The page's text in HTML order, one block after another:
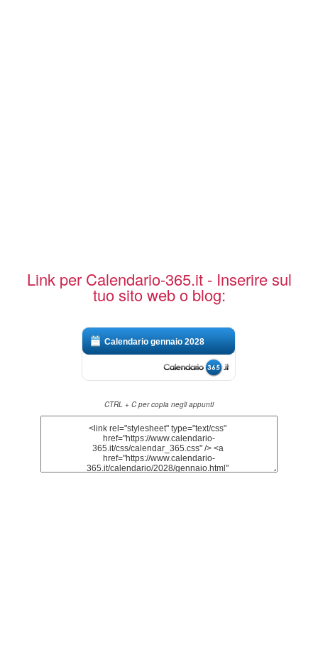
Link per Calendario-365.it - Inserire sul
tuo sito web o blog:
Calendario gennaio 2028
CTRL + C per copia negli appunti